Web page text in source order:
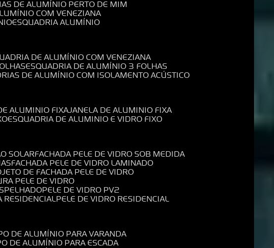
DE ALUMÍNIO PERTO DE MIM
COM VENEZIANA
ESQUADRIA ALUMÍNIO
DE ALUMÍNIO COM VENEZIANA
ESQUADRIA DE ALUMÍNIO 3 FOLHAS
DE ALUMÍNIO COM ISOLAMENTO ACÚSTICO
ALUMINIO FIXA JANELA DE ALUMINIO FIXA
ESQUADRIA DE ALUMINIO E VIDRO FIXO
SOLAR FACHADA PELE DE VIDRO SOB MEDIDA
FACHADA PELE DE VIDRO LAMINADO
DE FACHADA PELE DE VIDRO
PELE DE VIDRO
PELE DE VIDRO PV2
RESIDENCIAL PELE DE VIDRO RESIDENCIAL
DE ALUMÍNIO PARA VARANDA
DE ALUMÍNIO PARA ESCADA